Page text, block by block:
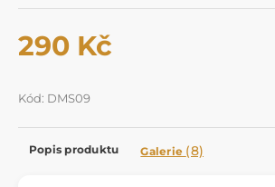
290 Kč
Kód: DMS09
Popis produktu Galerie (8)